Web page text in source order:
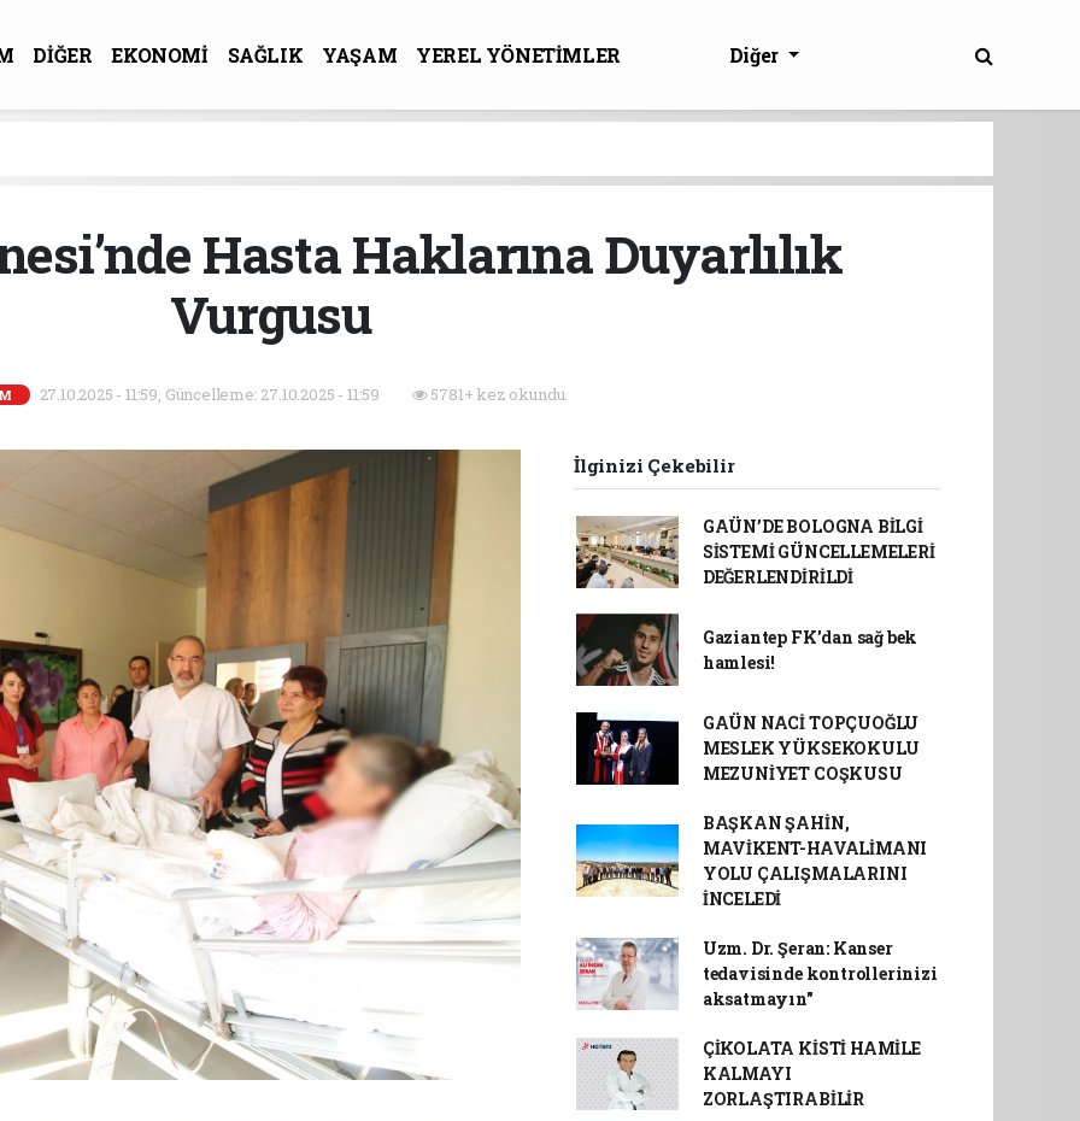
DİĞER EKONOMİ SAĞLIK YAŞAM
YEREL YÖNETİMLER
Diğer
Hasta Haklarına Duyarlılık
Vurgusu
27.10.2025 - 11:59, Güncelleme: 27.10.2025 - 11:59 5781+ kez okundu.
İlginizi Çekebilir
GAÜN’DE BOLOGNA BİLGİ
SİSTEMİ GÜNCELLEMELERİ
DEĞERLENDİRİLDİ
Gaziantep FK'dan sağ bek
hamlesi!
GAÜN NACİ TOPÇUOĞLU
MESLEK YÜKSEKOKULU
MEZUNİYET COŞKUSU
BAŞKAN ŞAHİN,
MAVİKENT-HAVALİMANI
YOLU ÇALIŞMALARINI
İNCELEDİ
Uzm. Dr. Şeran: Kanser
tedavisinde kontrollerinizi
aksatmayın"
ÇİKOLATA KİSTİ HAMİLE
KALMAYI
ZORLAŞTIRABİLİR